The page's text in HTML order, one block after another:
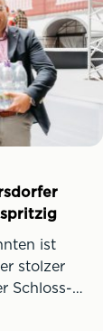
ist
stolzer
Schloss-
sich dieses